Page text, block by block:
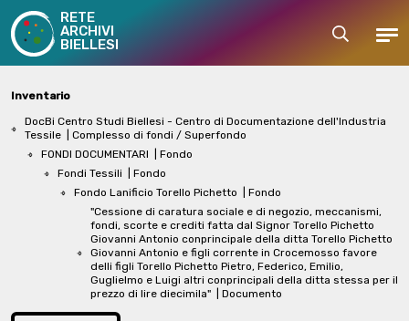
RETE
ARCHIVI
BIELLESI
Cerca
Inventario
DocBi Centro Studi Biellesi - Centro di Documentazione dell'Industria
Tessile
| Complesso di fondi / Superfondo
FONDI DOCUMENTARI
| Fondo
Fondi Tessili
| Fondo
Fondo Lanificio Torello Pichetto
| Fondo
"Cessione di caratura sociale e di negozio, meccanismi,
fondi, scorte e crediti fatta dal Signor Torello Pichetto
Giovanni Antonio conprincipale della ditta Torello Pichetto
Giovanni Antonio e figli corrente in Crocemosso favore
delli figli Torello Pichetto Pietro, Federico, Emilio,
Guglielmo e Luigi altri conprincipali della ditta stessa per il
prezzo di lire diecimila"
| Documento